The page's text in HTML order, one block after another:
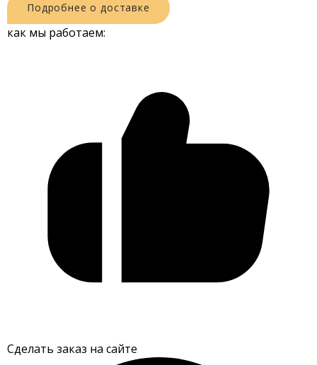
Подробнее о доставке
как мы работаем:
Сделать заказ на сайте